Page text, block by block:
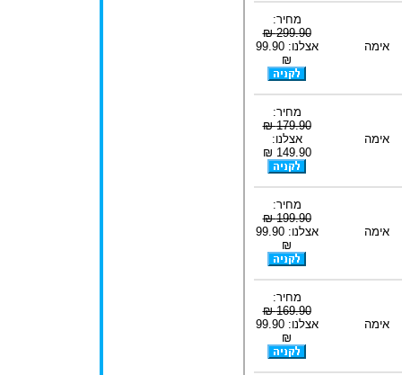
אימה
מחיר:
299.90 ₪
אצלנו: 99.90
₪
אימה
מחיר:
179.90 ₪
אצלנו:
149.90 ₪
אימה
מחיר:
199.90 ₪
אצלנו: 99.90
₪
אימה
מחיר:
169.90 ₪
אצלנו: 99.90
₪